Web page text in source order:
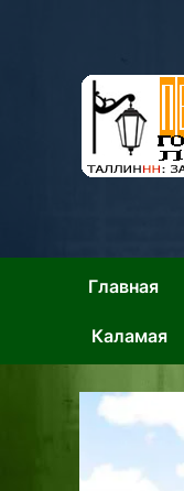
Главная
Каламая